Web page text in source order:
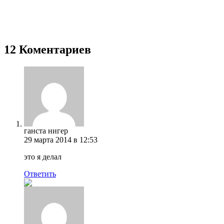
12 Коментариев
ганста нигер
29 марта 2014 в 12:53
это я делал
Ответить